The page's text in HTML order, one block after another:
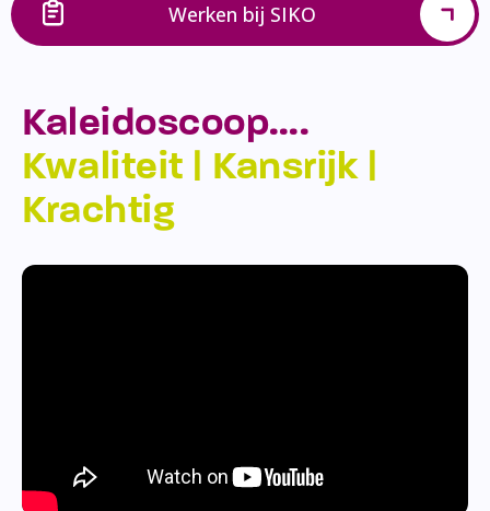
Werken bij SIKO
Kaleidoscoop….
Kwaliteit | Kansrijk |
Krachtig